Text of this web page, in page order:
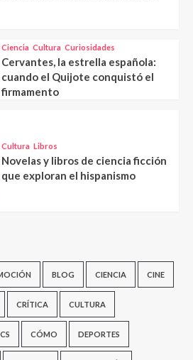
Ciencia Cultura Curiosidades
Cervantes, la estrella española:
cuando el Quijote conquistó el
firmamento
Cultura Libros
Novelas y libros de ciencia ficción
que exploran el hispanismo
BLOG CIENCIA CINE
CRÍTICA CULTURA
CÓMO DEPORTES